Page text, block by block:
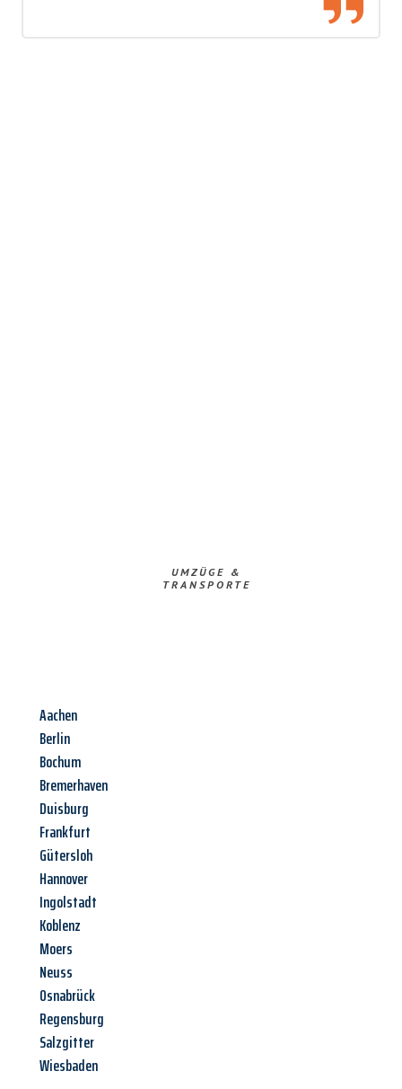
UMZÜGE &
TRANSPORTE
Aachen
Berlin
Bochum
Bremerhaven
Duisburg
Frankfurt
Gütersloh
Hannover
Ingolstadt
Koblenz
Moers
Neuss
Osnabrück
Regensburg
Salzgitter
Wiesbaden